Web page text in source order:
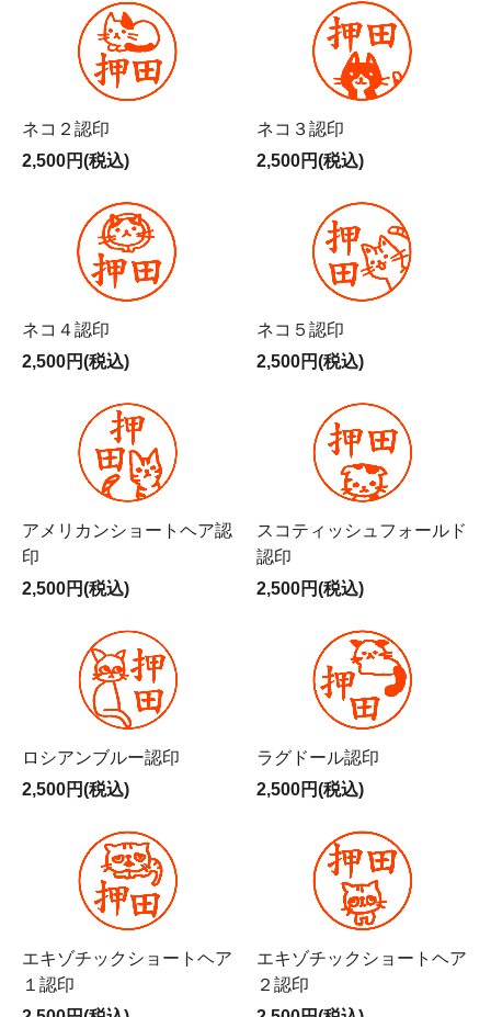
ネコ２認印
2,500円(税込)
ネコ３認印
2,500円(税込)
ネコ４認印
2,500円(税込)
ネコ５認印
2,500円(税込)
アメリカンショートヘア認
印
2,500円(税込)
スコティッシュフォールド
認印
2,500円(税込)
ロシアンブルー認印
2,500円(税込)
ラグドール認印
2,500円(税込)
エキゾチックショートヘア
１認印
エキゾチックショートヘア
２認印